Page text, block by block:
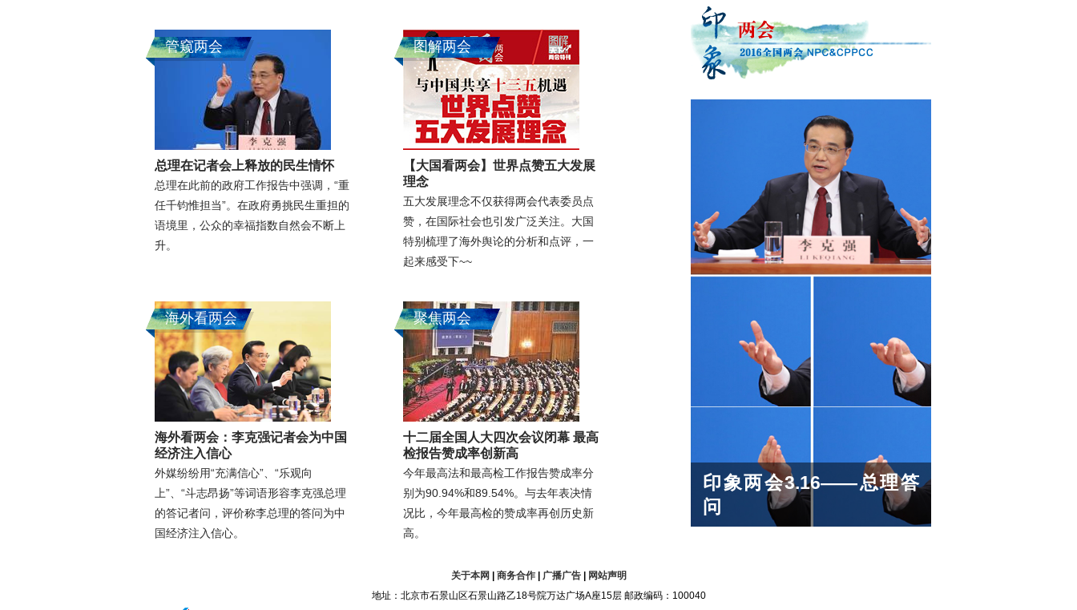
管窥两会
总理在记者会上释放的民生情怀
总理在此前的政府工作报告中强调，“重
任千钧惟担当”。在政府勇挑民生重担的
语境里，公众的幸福指数自然会不断上
升。
图解两会
【大国看两会】世界点赞五大发展
理念
五大发展理念不仅获得两会代表委员点
赞，在国际社会也引发广泛关注。大国
特别梳理了海外舆论的分析和点评，一
起来感受下~~
海外看两会
海外看两会：李克强记者会为中国
经济注入信心
外媒纷纷用“充满信心”、“乐观向
上”、“斗志昂扬”等词语形容李克强总理
的答记者问，评价称李总理的答问为中
国经济注入信心。
聚焦两会
十二届全国人大四次会议闭幕 最高
检报告赞成率创新高
今年最高法和最高检工作报告赞成率分
别为90.94%和89.54%。与去年表决情
况比，今年最高检的赞成率再创历史新
高。
印象两会3.16——总理答
问
关于本网 商务合作| 广播广告|
网站声明
地址：北京市石景山区石景山路乙18号院万达广场A座15层 邮政编码：100040